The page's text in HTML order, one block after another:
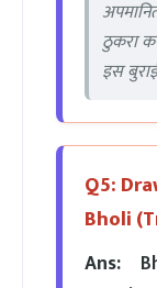
ठुकरा
इस
Q5:
Bholi
Ans: